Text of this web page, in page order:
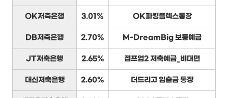
OK저축은행 3.01% OK파킹플렉스통장
DB저축은행 2.70% M-DreamBig 보통예금
JT저축은행 2.65% 점프업2 저축예금_비대면
대신저축은행 2.60% 더드리고 입출금 통장